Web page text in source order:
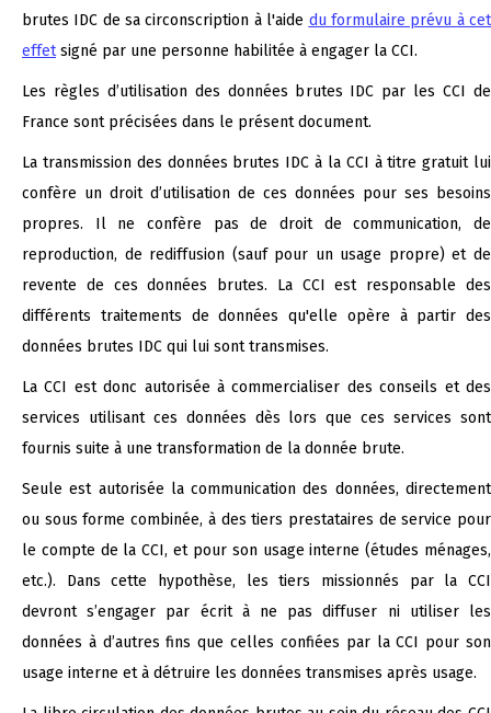
brutes IDC de sa circonscription à l'aide du formulaire prévu à cet
effetsigné par une personne habilitée à engager la CCI.
Les règles d’utilisation des données brutes IDC par les CCI de
France sont précisées dans le présent document.
La transmission des données brutes IDC à la CCI à titre gratuit lui
confère un droit d’utilisation de ces données pour ses besoins
propres. Il ne confère pas de droit de communication, de
reproduction, de rediffusion (sauf pour un usage propre) et de
revente de ces données brutes. La CCI est responsable des
différents traitements de données qu'elle opère à partir des
données brutes IDC qui lui sont transmises.
La CCI est donc autorisée à commercialiser des conseils et des
services utilisant ces données dès lors que ces services sont
fournis suite à une transformation de la donnée brute.
Seule est autorisée la communication des données, directement
ou sous forme combinée, à des tiers prestataires de service pour
le compte de la CCI, et pour son usage interne (études ménages,
etc.). Dans cette hypothèse, les tiers missionnés par la CCI
devront s’engager par écrit à ne pas diffuser ni utiliser les
données à d’autres fins que celles confiées par la CCI pour son
usage interne et à détruire les données transmises après usage.